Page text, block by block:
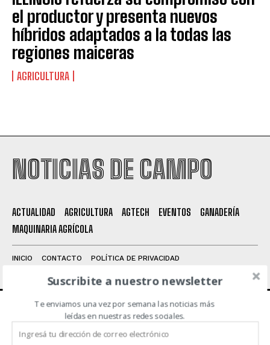
QUIERO SUSCRIBIRME
el productor y presenta nuevos
híbridos adaptados a la todas las
regiones maiceras
AGRICULTURA
NOTICIAS DE CAMPO
ACTUALIDAD AGRICULTURA AGTECH EVENTOS
GANADERÍA
MAQUINARIA AGRÍCOLA
INICIO CONTACTO
POLÍTICA DE PRIVACIDAD
ACERCA DE NOSOTROS
Suscribite a nuestro newsletter
Te enviamos una vez por semana las noticias más
leídas en nuestras redes sociales.